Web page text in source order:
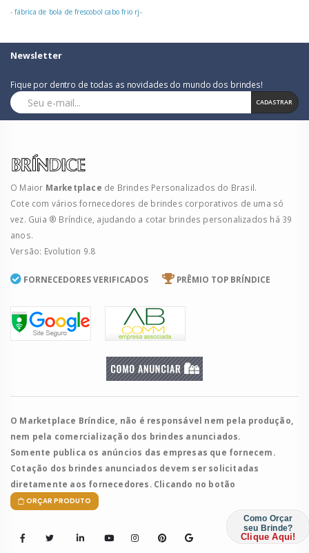
-fábrica de bola de frescobol cabo frio rj-
Newsletter
Fique por dentro de todas as novidades do mundo dos brindes!
CADASTRAR
O Maior Marketplace de Brindes Personalizados do Brasil.
Cote com vários fornecedores de brindes corporativos de uma só
vez. Guia ® Bríndice, ajudando a cotar brindes personalizados há 39
anos.
Versão: Evolution 9.8
FORNECEDORES VERIFICADOS PRÊMIO TOP BRÍNDICE
O Marketplace Bríndice, não é responsável nem pela produção,
nem pela comercialização dos brindes anunciados.
Somente publica os anúncios das empresas que fornecem.
Cotação dos brindes anunciados devem ser solicitadas
diretamente aos fornecedores. Clicando no botão
ORÇAR PRODUTO
Como Orçar
seu Brinde?
Clique Aqui!